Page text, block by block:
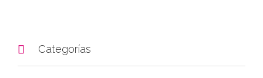
 Categorías